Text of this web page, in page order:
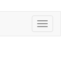
Toggle